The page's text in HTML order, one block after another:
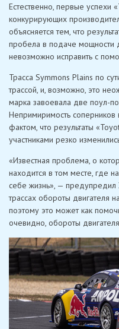
Естественно, первые успехи
конкурирующих
объясняется тем, что
пробела в подаче мощности
невозможно исправить с
Трасса Symmons Plains по
трассой, и, возможно, это
марка завоевала две поул-
Непримиримость соперников
фактом, что результаты
участниками резко
«Известная проблема, о
находится в том месте, где
себе жизнь», —
трассах обороты двигателя
поэтому это может как
очевидно, обороты